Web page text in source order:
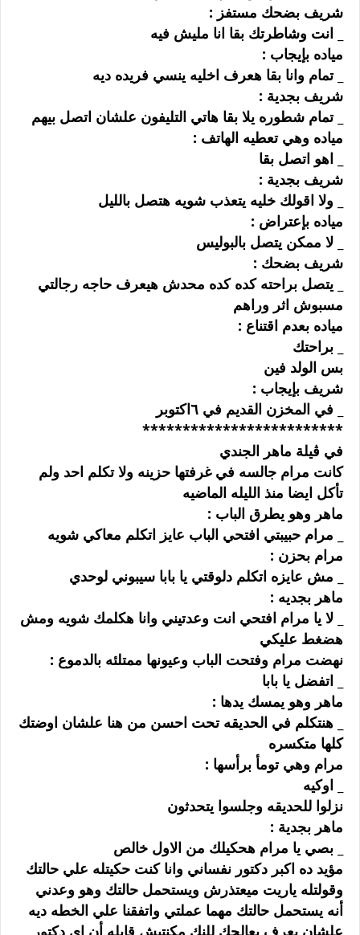
ﺷﺮﻳﻒ ﺑﻀﺤﻚ ﻣﺴﺘﻔﺰ :
_ ﺍﻧﺖ ﻭﺷﺎﻃﺮﺗﻚ ﺑﻘﺎ ﺍﻧﺎ ﻣﻠﻴﺶ ﻓﻴﻪ
ﻣﻴﺎﺩﻩ ﺑﺈﻳﺠﺎﺏ :
_ ﺗﻤﺎﻡ ﻭﺍﻧﺎ ﺑﻘﺎ ﻫﻌﺮﻑ ﺍﺧﻠﻴﻪ ﻳﻨﺴﻲ ﻓﺮﻳﺪﻩ ﺩﻳﻪ
ﺷﺮﻳﻒ ﺑﺠﺪﻳﺔ :
_ ﺗﻤﺎﻡ ﺷﻄﻮﺭﻩ ﻳﻼ ﺑﻘﺎ ﻫﺎﺗﻲ ﺍﻟﺘﻠﻴﻔﻮﻥ ﻋﻠﺸﺎﻥ ﺍﺗﺼﻞ ﺑﻴﻬﻢ
ﻣﻴﺎﺩﻩ ﻭﻫﻲ ﺗﻌﻄﻴﻪ ﺍﻟﻬﺎﺗﻒ :
_ ﺍﻫﻮ ﺍﺗﺼﻞ ﺑﻘﺎ
ﺷﺮﻳﻒ ﺑﺠﺪﻳﺔ :
_ ﻭﻻ ﺍﻗﻮﻟﻚ ﺧﻠﻴﻪ ﻳﺘﻌﺬﺏ ﺷﻮﻳﻪ ﻫﺘﺼﻞ ﺑﺎﻟﻠﻴﻞ
ﻣﻴﺎﺩﻩ ﺑﺈﻋﺘﺮﺍﺽ :
_ ﻻ ﻣﻤﻜﻦ ﻳﺘﺼﻞ ﺑﺎﻟﺒﻮﻟﻴﺲ
ﺷﺮﻳﻒ ﺑﻀﺤﻚ :
_ ﻳﺘﺼﻞ ﺑﺮﺍﺣﺘﻪ ﻛﺪﻩ ﻛﺪﻩ ﻣﺤﺪﺵ ﻫﻴﻌﺮﻑ ﺣﺎﺟﻪ ﺭﺟﺎﻟﺘﻲ
ﻣﺴﺒﻮﺵ ﺍﺛﺮ ﻭﺭﺍﻫﻢ
ﻣﻴﺎﺩﻩ ﺑﻌﺪﻡ ﺍﻗﺘﻨﺎﻉ :
_ ﺑﺮﺍﺣﺘﻚ
ﺑﺲ ﺍﻟﻮﻟﺪ ﻓﻴﻦ
ﺷﺮﻳﻒ ﺑﺈﻳﺠﺎﺏ :
_ ﻓﻲ ﺍﻟﻤﺨﺰﻥ ﺍﻟﻘﺪﻳﻢ ﻓﻲ ٦ﺍﻛﺘﻮﺑﺮ
*************************
ﻓﻲ ﭬﻴﻠﺔ ﻣﺎﻫﺮ ﺍﻟﺠﻨﺪﻱ
ﻛﺎﻧﺖ ﻣﺮﺍﻡ ﺟﺎﻟﺴﻪ ﻓﻲ ﻏﺮﻓﺘﻬﺎ ﺣﺰﻳﻨﻪ ﻭﻻ ﺗﻜﻠﻢ ﺍﺣﺪ ﻭﻟﻢ
ﺗﺄﻛﻞ ﺍﻳﻀﺎ ﻣﻨﺬ ﺍﻟﻠﻴﻠﻪ ﺍﻟﻤﺎﺿﻴﻪ
ﻣﺎﻫﺮ ﻭﻫﻮ ﻳﻄﺮﻕ ﺍﻟﺒﺎﺏ :
_ ﻣﺮﺍﻡ ﺣﺒﻴﺒﺘﻲ ﺍﻓﺘﺤﻲ ﺍﻟﺒﺎﺏ ﻋﺎﻳﺰ ﺍﺗﻜﻠﻢ ﻣﻌﺎﻛﻲ ﺷﻮﻳﻪ
ﻣﺮﺍﻡ ﺑﺤﺰﻥ :
_ ﻣﺶ ﻋﺎﻳﺰﻩ ﺍﺗﻜﻠﻢ ﺩﻟﻮﻗﺘﻲ ﻳﺎ ﺑﺎﺑﺎ ﺳﻴﺒﻮﻧﻲ ﻟﻮﺣﺪﻱ
ﻣﺎﻫﺮ ﺑﺠﺪﻳﻪ :
_ ﻻ ﻳﺎ ﻣﺮﺍﻡ ﺍﻓﺘﺤﻲ ﺍﻧﺖ ﻭﻋﺪﺗﻴﻨﻲ ﻭﺍﻧﺎ ﻫﻜﻠﻤﻚ ﺷﻮﻳﻪ ﻭﻣﺶ
ﻫﻀﻐﻂ ﻋﻠﻴﻜﻲ
ﻧﻬﻀﺖ ﻣﺮﺍﻡ ﻭﻓﺘﺤﺖ ﺍﻟﺒﺎﺏ ﻭﻋﻴﻮﻧﻬﺎ ﻣﻤﺘﻠﺌﻪ ﺑﺎﻟﺪﻣﻮﻉ :
_ ﺍﺗﻔﻀﻞ ﻳﺎ ﺑﺎﺑﺎ
ﻣﺎﻫﺮ ﻭﻫﻮ ﻳﻤﺴﻚ ﻳﺪﻫﺎ :
_ ﻫﻨﺘﻜﻠﻢ ﻓﻲ ﺍﻟﺤﺪﻳﻘﻪ ﺗﺤﺖ ﺍﺣﺴﻦ ﻣﻦ ﻫﻨﺎ ﻋﻠﺸﺎﻥ ﺍﻭﺿﺘﻚ
ﻛﻠﻬﺎ ﻣﺘﻜﺴﺮﻩ
ﻣﺮﺍﻡ ﻭﻫﻲ ﺗﻮﻣﺄ ﺑﺮﺃﺳﻬﺎ :
_ ﺍﻭﻛﻴﻪ
ﻧﺰﻟﻮﺍ ﻟﻠﺤﺪﻳﻘﻪ ﻭﺟﻠﺴﻮﺍ ﻳﺘﺤﺪﺛﻮﻥ
ﻣﺎﻫﺮ ﺑﺠﺪﻳﺔ :
_ ﺑﺼﻲ ﻳﺎ ﻣﺮﺍﻡ ﻫﺤﻜﻴﻠﻚ ﻣﻦ ﺍﻻﻭﻝ ﺧﺎﻟﺺ
ﻣﺆﻳﺪ ﺩﻩ ﺍﻛﺒﺮ ﺩﻛﺘﻮﺭ ﻧﻔﺴﺎﻧﻲ ﻭﺍﻧﺎ ﻛﻨﺖ ﺣﻜﻴﺘﻠﻪ ﻋﻠﻲ ﺣﺎﻟﺘﻚ
ﻭﻗﻮﻟﺘﻠﻪ ﻳﺎﺭﻳﺖ ﻣﻴﻌﺘﺬﺭﺵ ﻭﻳﺴﺘﺤﻤﻞ ﺣﺎﻟﺘﻚ ﻭﻫﻮ ﻭﻋﺪﻧﻲ
ﺃﻧﻪ ﻳﺴﺘﺤﻤﻞ ﺣﺎﻟﺘﻚ ﻣﻬﻤﺎ ﻋﻤﻠﺘﻲ ﻭﺍﺗﻔﻘﻨﺎ ﻋﻠﻲ ﺍﻟﺨﻄﻪ ﺩﻳﻪ